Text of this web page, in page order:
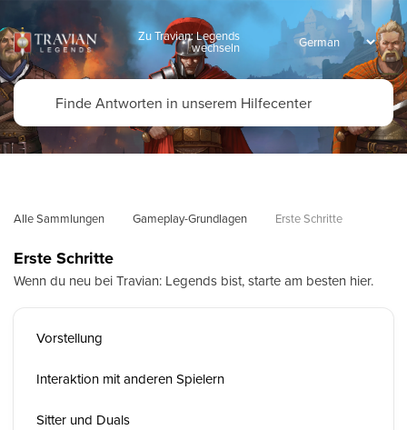
Zu Travian: Legends
wechseln
Alle Sammlungen Gameplay-Grundlagen Erste Schritte
Erste Schritte
Wenn du neu bei Travian: Legends bist, starte am besten hier.
Vorstellung
Interaktion mit anderen Spielern
Sitter und Duals